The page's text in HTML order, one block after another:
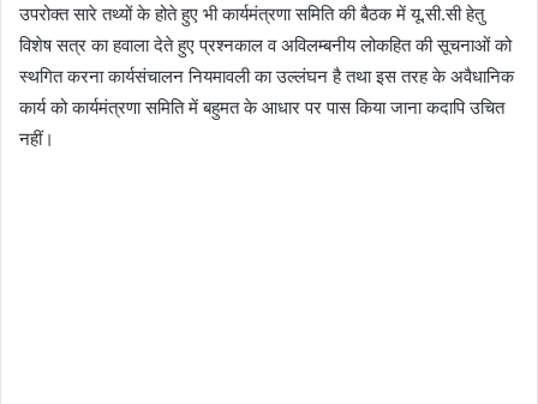
उपरोक्त सारे तथ्यों के होते हुए भी कार्यमंत्रणा समिति की बैठक में यू.सी.सी हेतु
विशेष सत्र का हवाला देते हुए प्रश्नकाल व अविलम्बनीय लोकहित की सूचनाओं को
स्थगित करना कार्यसंचालन नियमावली का उल्लंघन है तथा इस तरह के अवैधानिक
कार्य को कार्यमंत्रणा समिति में बहुमत के आधार पर पास किया जाना कदापि उचित
नहीं।